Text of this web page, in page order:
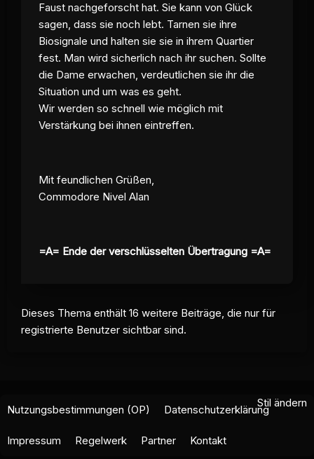
Faust nachgeforscht hat. Sie kann von Glück
sagen, dass sie noch lebt. Tarnen sie ihre
Biosignale und halten sie sie in ihrem Quartier
fest. Man wird sicherlich nach ihr suchen. Sollte
die Dame erwachen, verdeutlichen sie ihr die
Situation und um was es geht.
Wir werden so schnell wie möglich mit
Verstärkung bei ihnen eintreffen.
Mit feundlichen Grüßen,
Commodore Nivel Alan
=A= Ende der verschlüsselten Übertragung =A=
Dieses Thema enthält 16 weitere Beiträge, die nur für
registrierte Benutzer sichtbar sind.
Stil ändern
Nutzungsbestimmungen (OP) Datenschutzerklärung
Impressum Regelwerk Partner Kontakt